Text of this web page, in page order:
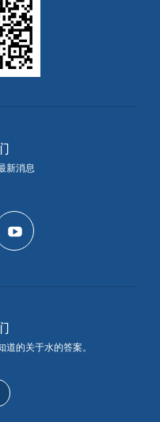
新消息
的关于水的答案。